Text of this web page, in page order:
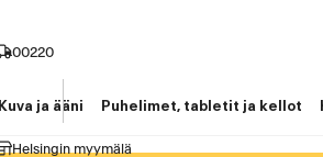
00220
Helsingin myymälä
Kuva ja ääni Puhelimet, tabletit ja kellot